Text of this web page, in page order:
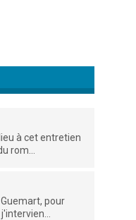
à cet entretien
rom...
pour